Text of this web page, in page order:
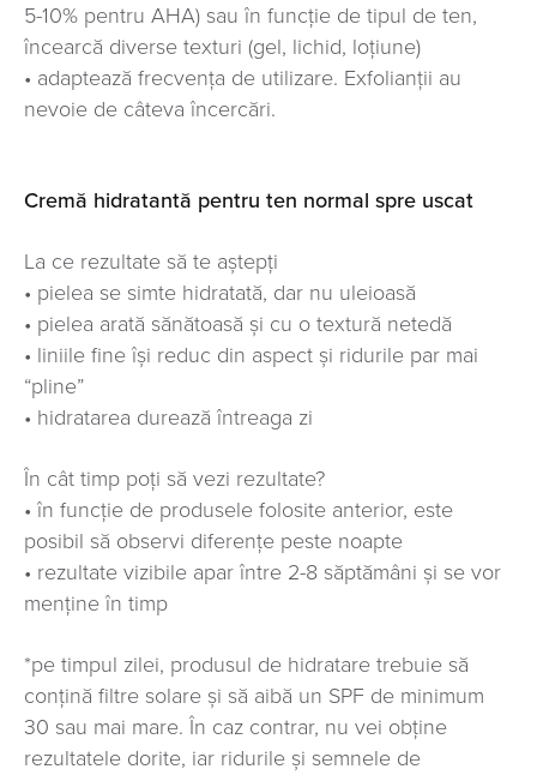
5-10% pentru AHA) sau în funcție de tipul de ten,
încearcă diverse texturi (gel, lichid, loțiune)
• adaptează frecvența de utilizare. Exfolianții au
nevoie de câteva încercări.
Cremă hidratantă pentru ten normal spre uscat
La ce rezultate să te aștepți
• pielea se simte hidratată, dar nu uleioasă
• pielea arată sănătoasă și cu o textură netedă
• liniile fine își reduc din aspect și ridurile par mai
“pline”
• hidratarea durează întreaga zi
În cât timp poți să vezi rezultate?
• în funcție de produsele folosite anterior, este
posibil să observi diferențe peste noapte
• rezultate vizibile apar între 2-8 săptămâni și se vor
menține în timp
*pe timpul zilei, produsul de hidratare trebuie să
conțină filtre solare și să aibă un SPF de minimum
30 sau mai mare. În caz contrar, nu vei obține
rezultatele dorite, iar ridurile și semnele de